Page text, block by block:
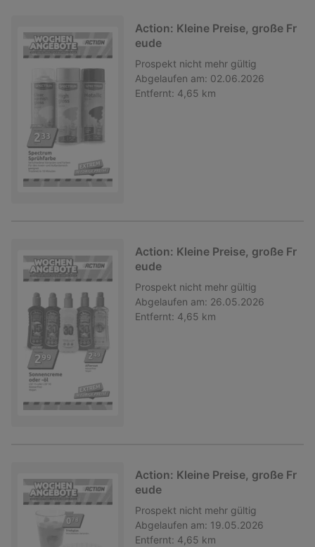
Action: Kleine Preise, große Fr
eude
Prospekt nicht mehr gültig
Abgelaufen am: 02.06.2026
Entfernt: 4,65 km
Action: Kleine Preise, große Fr
eude
Prospekt nicht mehr gültig
Abgelaufen am: 26.05.2026
Entfernt: 4,65 km
Action: Kleine Preise, große Fr
eude
Prospekt nicht mehr gültig
Abgelaufen am: 19.05.2026
Entfernt: 4,65 km